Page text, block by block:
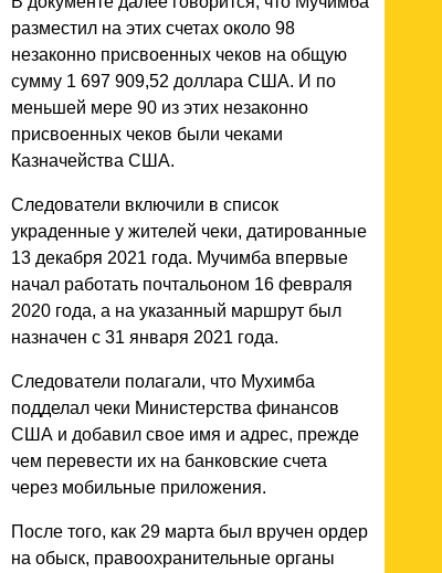
разместил на этих счетах около 98
незаконно присвоенных чеков на общую
сумму 1 697 909,52 доллара США. И по
меньшей мере 90 из этих незаконно
присвоенных чеков были чеками
Казначейства США.
Следователи включили в список
украденные у жителей чеки, датированные
13 декабря 2021 года. Мучимба впервые
начал работать почтальоном 16 февраля
2020 года, а на указанный маршрут был
назначен с 31 января 2021 года.
Следователи полагали, что Мухимба
подделал чеки Министерства финансов
США и добавил свое имя и адрес, прежде
чем перевести их на банковские счета
через мобильные приложения.
После того, как 29 марта был вручен ордер
на обыск, правоохранительные органы